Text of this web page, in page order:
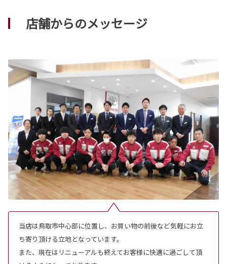
店舗からのメッセージ
当店は鳥取市中心部に位置し、お買い物の前後など気軽にお立
ち寄り頂ける立地となっています。
また、現在はリニューアルも終えてお客様に快適に過ごして頂